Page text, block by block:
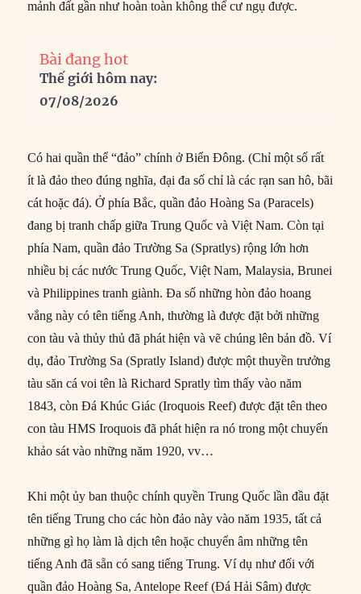
mảnh đất gần như hoàn toàn không thể cư ngụ được.
Bài đang hot
Thế giới hôm nay:
07/08/2026
Có hai quần thể “đảo” chính ở Biển Đông. (Chỉ một số rất
ít là đảo theo đúng nghĩa, đại đa số chỉ là các rạn san hô, bãi
cát hoặc đá). Ở phía Bắc, quần đảo Hoàng Sa (Paracels)
đang bị tranh chấp giữa Trung Quốc và Việt Nam. Còn tại
phía Nam, quần đảo Trường Sa (Spratlys) rộng lớn hơn
nhiều bị các nước Trung Quốc, Việt Nam, Malaysia, Brunei
và Philippines tranh giành. Đa số những hòn đảo hoang
vắng này có tên tiếng Anh, thường là được đặt bởi những
con tàu và thủy thủ đã phát hiện và vẽ chúng lên bản đồ. Ví
dụ, đảo Trường Sa (Spratly Island) được một thuyền trưởng
tàu săn cá voi tên là Richard Spratly tìm thấy vào năm
1843, còn Đá Khúc Giác (Iroquois Reef) được đặt tên theo
con tàu HMS Iroquois đã phát hiện ra nó trong một chuyến
khảo sát vào những năm 1920, vv…
Khi một ủy ban thuộc chính quyền Trung Quốc lần đầu đặt
tên tiếng Trung cho các hòn đảo này vào năm 1935, tất cả
những gì họ làm là dịch tên hoặc chuyển âm những tên
tiếng Anh đã sẵn có sang tiếng Trung. Ví dụ như đối với
quần đảo Hoàng Sa, Antelope Reef (Đá Hải Sâm) được